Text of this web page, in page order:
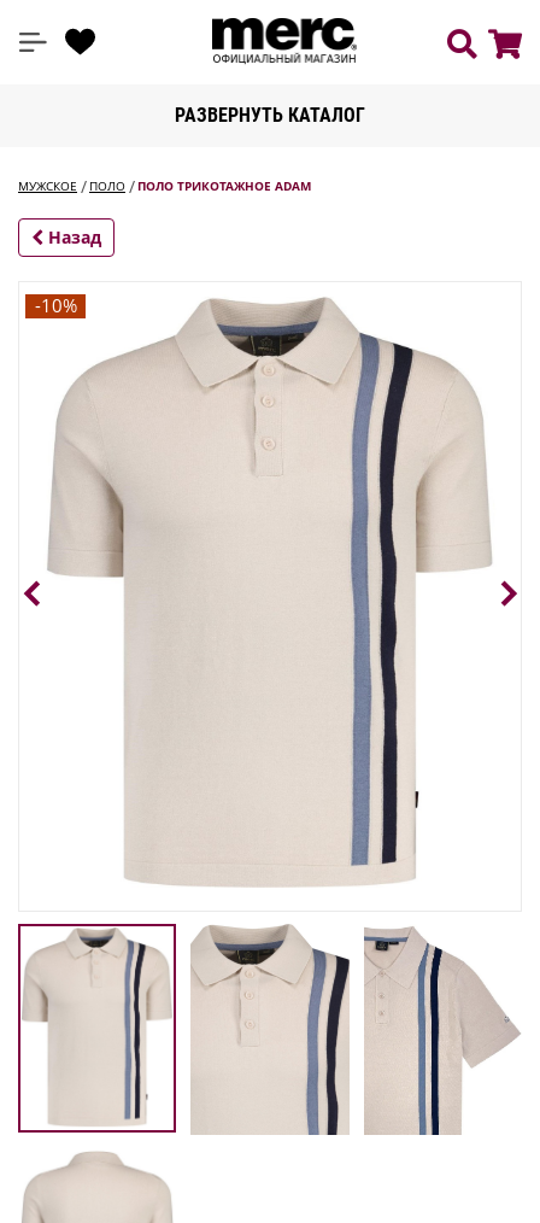
РАЗВЕРНУТЬ КАТАЛОГ
МУЖСКОЕ ПОЛО ПОЛО ТРИКОТАЖНОЕ ADAM
Назад
-10%